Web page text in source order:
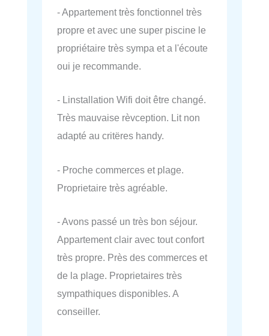
- Appartement très fonctionnel très
propre et avec une super piscine le
propriétaire très sympa et a l'écoute
oui je recommande.
- Linstallation Wifi doit être changé.
Très mauvaise rèvception. Lit non
adapté au critëres handy.
- Proche commerces et plage.
Proprietaire très agréable.
- Avons passé un très bon séjour.
Appartement clair avec tout confort
très propre. Près des commerces et
de la plage. Proprietaires très
sympathiques disponibles. A
conseiller.